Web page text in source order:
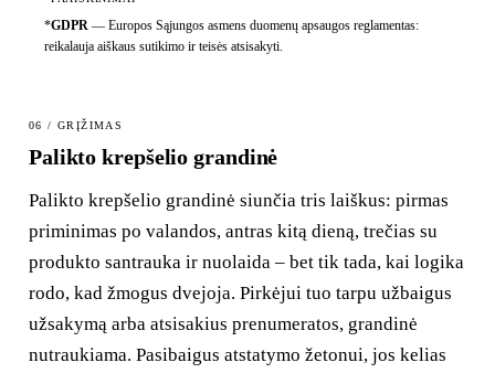
*GDPR — Europos Sąjungos asmens duomenų apsaugos reglamentas:
reikalauja aiškaus sutikimo ir teisės atsisakyti.
06 / GRĮŽIMAS
Palikto krepšelio grandinė
Palikto krepšelio grandinė siunčia tris laiškus: pirmas
priminimas po valandos, antras kitą dieną, trečias su
produkto santrauka ir nuolaida – bet tik tada, kai logika
rodo, kad žmogus dvejoja. Pirkėjui tuo tarpu užbaigus
užsakymą arba atsisakius prenumeratos, grandinė
nutraukiama. Pasibaigus atstatymo žetonui, jos kelias